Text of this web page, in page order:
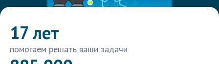
17 лет
помогаем решать ваши задачи